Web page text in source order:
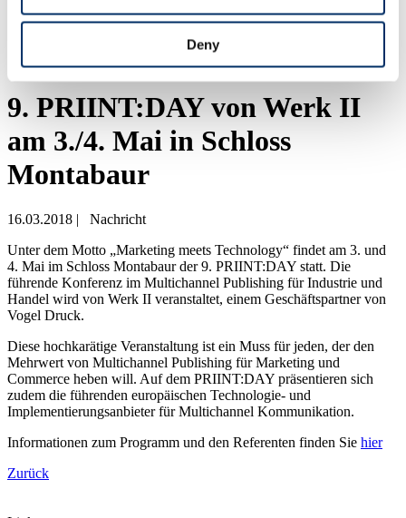
Deny
Start
Nachricht
9. PRIINT:DAY von Werk II
am 3./4. Mai in Schloss
Montabaur
16.03.2018 |
Nachricht
Unter dem Motto „Marketing meets Technology“ findet am 3. und
4. Mai im Schloss Montabaur der 9. PRIINT:DAY statt. Die
führende Konferenz im Multichannel Publishing für Industrie und
Handel wird von Werk II veranstaltet, einem Geschäftspartner von
Vogel Druck.
Diese hochkarätige Veranstaltung ist ein Muss für jeden, der den
Mehrwert von Multichannel Publishing für Marketing und
Commerce heben will. Auf dem PRIINT:DAY präsentieren sich
zudem die führenden europäischen Technologie- und
Implementierungsanbieter für Multichannel Kommunikation.
Informationen zum Programm und den Referenten finden Sie hier
Zurück